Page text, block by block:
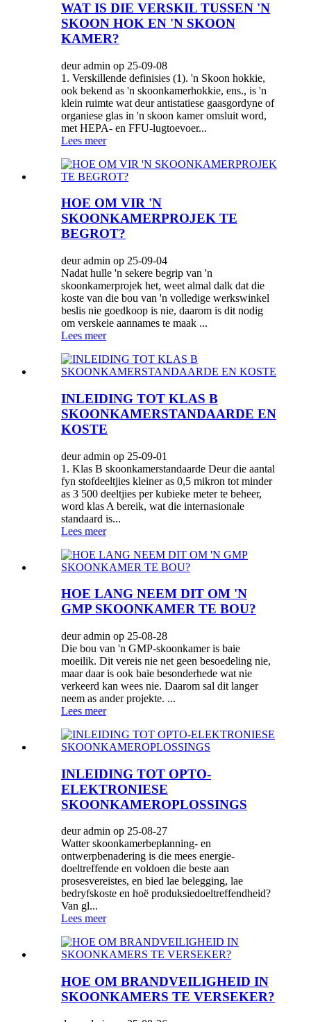
WAT IS DIE VERSKIL TUSSEN 'N
SKOON HOK EN 'N SKOON
KAMER?
deur admin op 25-09-08
1. Verskillende definisies (1). 'n Skoon hokkie,
ook bekend as 'n skoonkamerhokkie, ens., is 'n
klein ruimte wat deur antistatiese gaasgordyne of
organiese glas in 'n skoon kamer omsluit word,
met HEPA- en FFU-lugtoevoer...
Lees meer
HOE OM VIR 'N
SKOONKAMERPROJEK TE
BEGROT?
deur admin op 25-09-04
Nadat hulle 'n sekere begrip van 'n
skoonkamerprojek het, weet almal dalk dat die
koste van die bou van 'n volledige werkswinkel
beslis nie goedkoop is nie, daarom is dit nodig
om verskeie aannames te maak ...
Lees meer
INLEIDING TOT KLAS B
SKOONKAMERSTANDAARDE EN
KOSTE
deur admin op 25-09-01
1. Klas B skoonkamerstandaarde Deur die aantal
fyn stofdeeltjies kleiner as 0,5 mikron tot minder
as 3 500 deeltjies per kubieke meter te beheer,
word klas A bereik, wat die internasionale
standaard is...
Lees meer
HOE LANG NEEM DIT OM 'N
GMP SKOONKAMER TE BOU?
deur admin op 25-08-28
Die bou van 'n GMP-skoonkamer is baie
moeilik. Dit vereis nie net geen besoedeling nie,
maar daar is ook baie besonderhede wat nie
verkeerd kan wees nie. Daarom sal dit langer
neem as ander projekte. ...
Lees meer
INLEIDING TOT OPTO-
ELEKTRONIESE
SKOONKAMEROPLOSSINGS
deur admin op 25-08-27
Watter skoonkamerbeplanning- en
ontwerpbenadering is die mees energie-
doeltreffende en voldoen die beste aan
prosesvereistes, en bied lae belegging, lae
bedryfskoste en hoë produksiedoeltreffendheid?
Van gl...
Lees meer
HOE OM BRANDVEILIGHEID IN
SKOONKAMERS TE VERSEKER?